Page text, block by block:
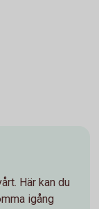
Här kan du
igång